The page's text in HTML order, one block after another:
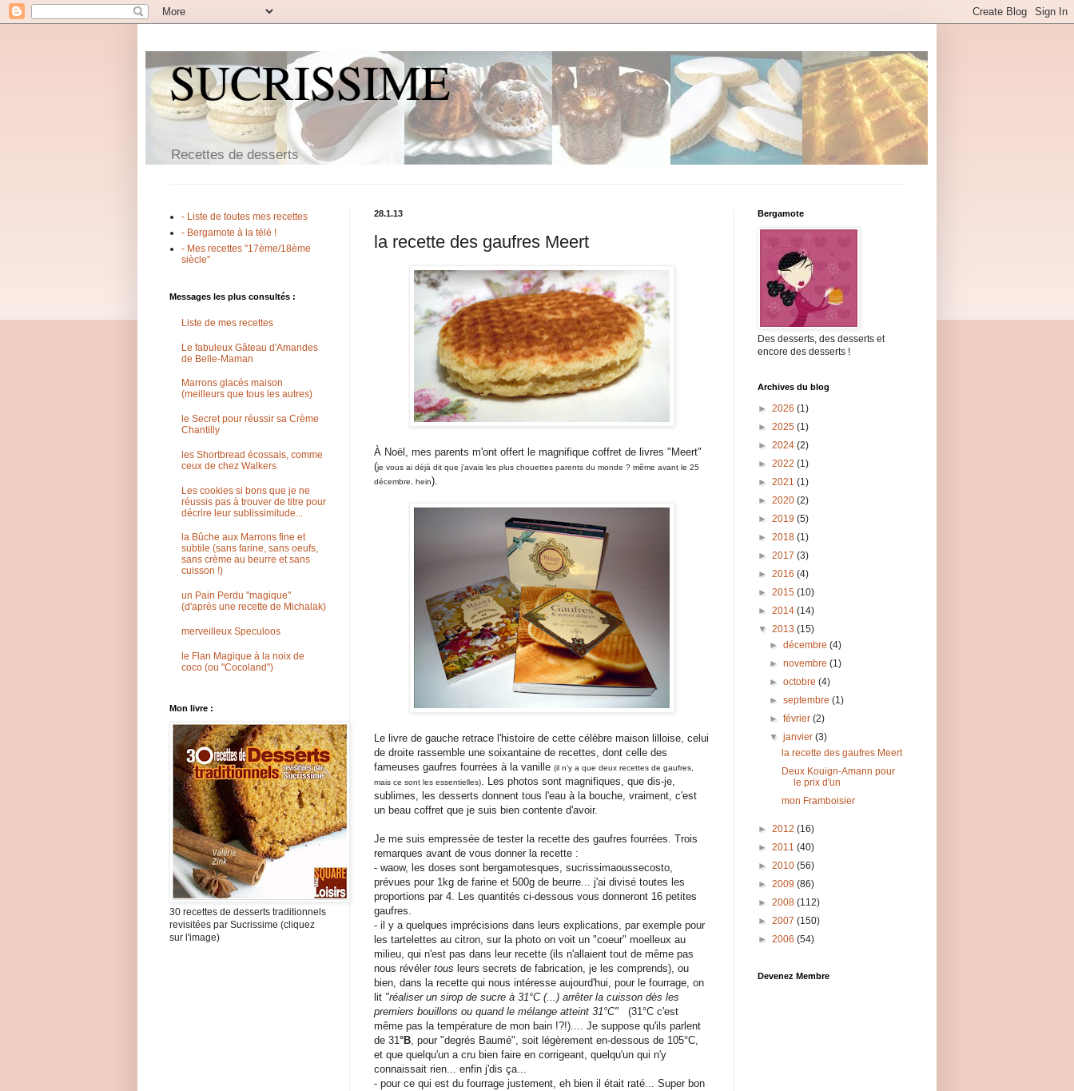
SUCRISSIME
Recettes de desserts
28.1.13
la recette des gaufres Meert
À Noël, mes parents m'ont offert le magnifique coffret de livres "Meert"
(je vous ai déjà dit que j'avais les plus chouettes parents du monde ? même avant le 25
décembre, hein).
Le livre de gauche retrace l'histoire de cette célèbre maison lilloise, celui
de droite rassemble une soixantaine de recettes, dont celle des
fameuses gaufres fourrées à la vanille (il n'y a que deux recettes de gaufres,
mais ce sont les essentielles). Les photos sont magnifiques, que dis-je,
sublimes, les desserts donnent tous l'eau à la bouche, vraiment, c'est
un beau coffret que je suis bien contente d'avoir.
Je me suis empressée de tester la recette des gaufres fourrées. Trois
remarques avant de vous donner la recette :
- waow, les doses sont bergamotesques, sucrissimaoussecosto,
prévues pour 1kg de farine et 500g de beurre... j'ai divisé toutes les
proportions par 4. Les quantités ci-dessous vous donneront 16 petites
gaufres.
- il y a quelques imprécisions dans leurs explications, par exemple pour
les tartelettes au citron, sur la photo on voit un "coeur" moelleux au
milieu, qui n'est pas dans leur recette (ils n'allaient tout de même pas
nous révéler tous leurs secrets de fabrication, je les comprends), ou
bien, dans la recette qui nous intéresse aujourd'hui, pour le fourrage, on
lit "réaliser un sirop de sucre à 31°C (...) arrêter la cuisson dès les
premiers bouillons ou quand le mélange atteint 31°C" (31°C c'est
même pas la température de mon bain !?!).... Je suppose qu'ils parlent
de 31°B, pour "degrés Baumé", soit légèrement en-dessous de 105°C,
et que quelqu'un a cru bien faire en corrigeant, quelqu'un qui n'y
connaissait rien... enfin j'dis ça...
- pour ce qui est du fourrage justement, eh bien il était raté... Super bon
- Liste de toutes mes recettes
- Bergamote à la télé !
- Mes recettes "17ème/18ème
siècle"
Messages les plus consultés :
Liste de mes recettes
Le fabuleux Gâteau d'Amandes
de Belle-Maman
Marrons glacés maison
(meilleurs que tous les autres)
le Secret pour réussir sa Crème
Chantilly
les Shortbread écossais, comme
ceux de chez Walkers
Les cookies si bons que je ne
réussis pas à trouver de titre pour
décrire leur sublissimitude...
la Bûche aux Marrons fine et
subtile (sans farine, sans oeufs,
sans crème au beurre et sans
cuisson !)
un Pain Perdu "magique"
(d'après une recette de Michalak)
merveilleux Speculoos
le Flan Magique à la noix de
coco (ou "Cocoland")
Mon livre :
30 recettes de desserts traditionnels
revisitées par Sucrissime (cliquez
sur l'image)
Bergamote
Des desserts, des desserts et
encore des desserts !
Archives du blog
► 2026 (1)
► 2025 (1)
► 2024 (2)
► 2022 (1)
► 2021 (1)
► 2020 (2)
► 2019 (5)
► 2018 (1)
► 2017 (3)
► 2016 (4)
► 2015 (10)
► 2014 (14)
▼ 2013 (15)
►décembre(4)
►novembre(1)
►octobre(4)
►septembre(1)
►février(2)
▼janvier(3)
la recette des gaufres Meert
Deux Kouign-Amann pour
le prix d'un
mon Framboisier
► 2012 (16)
► 2011 (40)
► 2010 (56)
► 2009 (86)
► 2008 (112)
► 2007 (150)
► 2006 (54)
Devenez Membre